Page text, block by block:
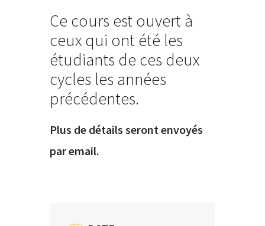
Ce cours est ouvert à
ceux qui ont été les
étudiants de ces deux
cycles les années
précédentes.
Plus de détails seront envoyés
par email.